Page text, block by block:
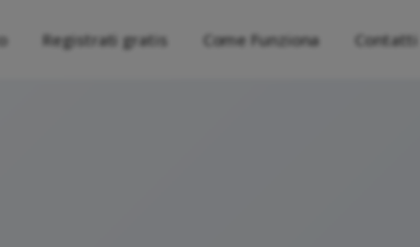
Registrati gratis Come Funziona Contatti